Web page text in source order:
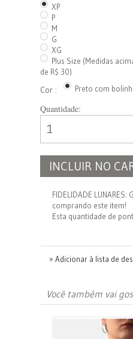
XP
P
M
G
XG
Plus Size (Medidas
de R$ 30)
Cor : Preto com
Quantidade:
INCLUIR NO
FIDELIDADE LUNARES:
comprando este item!
Esta quantidade de
» Adicionar à lista de
Você também vai